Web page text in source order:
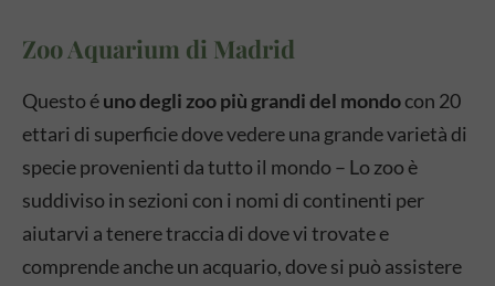
Zoo Aquarium di Madrid
Questo éuno degli zoo più grandi del mondocon 20
ettari di superficie dove vedere una grande varietà di
specie provenienti da tutto il mondo – Lo zoo è
suddiviso in sezioni con i nomi di continenti per
aiutarvi a tenere traccia di dove vi trovate e
comprende anche un acquario, dove si può assistere